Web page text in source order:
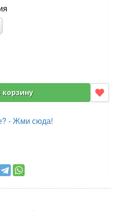
- Жми сюда!